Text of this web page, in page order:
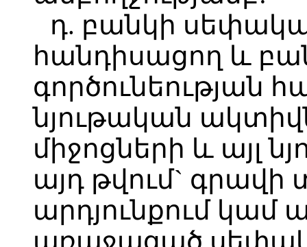
դ. բանկի
հանդիսացող և
գործունեության
նյութական
միջոցների և այլ
այդ թվում` գրավի
արդյունքում կամ